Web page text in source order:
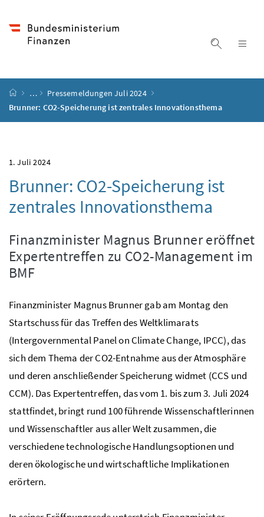
Suche
Startseite
…
Pressemeldungen Juli 2024
Brunner: CO2-Speicherung ist zentrales Innovationsthema
1. Juli 2024
Brunner: CO2-Speicherung ist
zentrales Innovationsthema
Finanzminister Magnus Brunner eröffnet
Expertentreffen zu CO2-Management im
BMF
Finanzminister Magnus Brunner gab am Montag den
Startschuss für das Treffen des Weltklimarats
(Intergovernmental Panel on Climate Change, IPCC), das
sich dem Thema der CO2-Entnahme aus der Atmosphäre
und deren anschließender Speicherung widmet (CCS und
CCM). Das Expertentreffen, das vom 1. bis zum 3. Juli 2024
stattfindet, bringt rund 100 führende Wissenschaftlerinnen
und Wissenschaftler aus aller Welt zusammen, die
verschiedene technologische Handlungsoptionen und
deren ökologische und wirtschaftliche Implikationen
erörtern.